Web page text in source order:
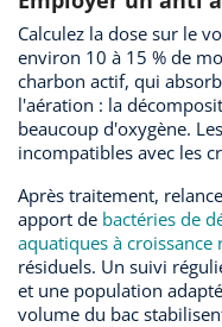
Calculez la dose sur le
environ 10 à 15 % de
charbon actif, qui
l'aération : la
beaucoup d'oxygène.
incompatibles avec les
Après traitement,
apport de bactéries de
aquatiques à croissance
résiduels. Un suivi
et une population
volume du bac